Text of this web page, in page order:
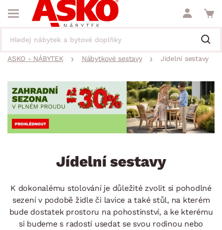
ASKO - NÁBYTEK Nábytkové sestavy Jídelní sestavy
Jídelní sestavy
K dokonalému stolování je důležité zvolit si pohodlné
sezení v podobě židle či lavice a také stůl, na kterém
bude dostatek prostoru na pohostinství, a ke kterému
si budeme s radostí usedat se svou rodinou nebo